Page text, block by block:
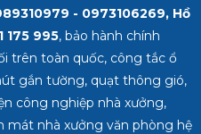
- 0973106269, Hồ
175 995, bảo hành chính
trên toàn quốc, công tắc ổ
gắn tường, quạt thông gió,
công nghiệp nhà xưởng,
mát nhà xưởng văn phòng hệ